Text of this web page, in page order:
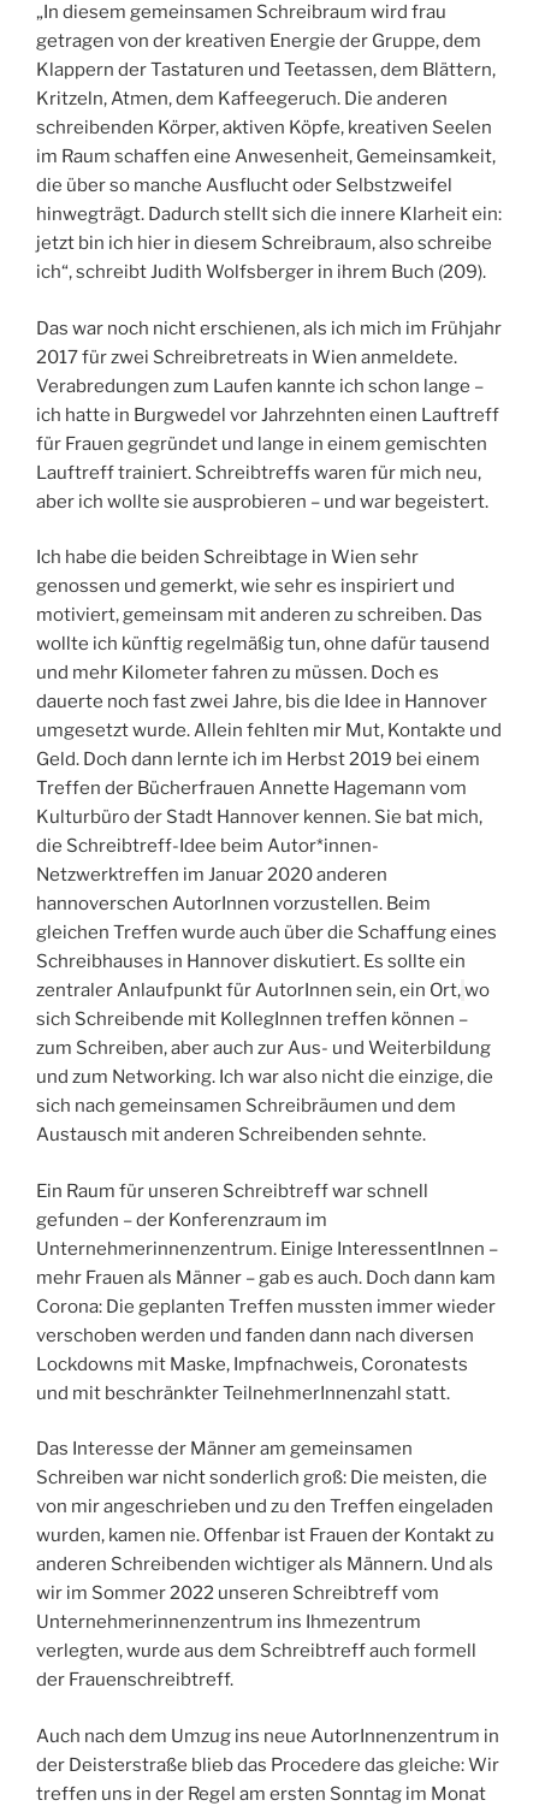
„In diesem gemeinsamen Schreibraum wird frau
getragen von der kreativen Energie der Gruppe, dem
Klappern der Tastaturen und Teetassen, dem Blättern,
Kritzeln, Atmen, dem Kaffeegeruch. Die anderen
schreibenden Körper, aktiven Köpfe, kreativen Seelen
im Raum schaffen eine Anwesenheit, Gemeinsamkeit,
die über so manche Ausflucht oder Selbstzweifel
hinwegträgt. Dadurch stellt sich die innere Klarheit ein:
jetzt bin ich hier in diesem Schreibraum, also schreibe
ich“, schreibt Judith Wolfsberger in ihrem Buch (209).
Das war noch nicht erschienen, als ich mich im Frühjahr
2017 für zwei Schreibretreats in Wien anmeldete.
Verabredungen zum Laufen kannte ich schon lange –
ich hatte in Burgwedel vor Jahrzehnten einen Lauftreff
für Frauen gegründet und lange in einem gemischten
Lauftreff trainiert. Schreibtreffs waren für mich neu,
aber ich wollte sie ausprobieren – und war begeistert.
Ich habe die beiden Schreibtage in Wien sehr
genossen und gemerkt, wie sehr es inspiriert und
motiviert, gemeinsam mit anderen zu schreiben. Das
wollte ich künftig regelmäßig tun, ohne dafür tausend
und mehr Kilometer fahren zu müssen. Doch es
dauerte noch fast zwei Jahre, bis die Idee in Hannover
umgesetzt wurde. Allein fehlten mir Mut, Kontakte und
Geld. Doch dann lernte ich im Herbst 2019 bei einem
Treffen der Bücherfrauen Annette Hagemann vom
Kulturbüro der Stadt Hannover kennen. Sie bat mich,
die Schreibtreff-Idee beim Autor*innen-
Netzwerktreffen im Januar 2020 anderen
hannoverschen AutorInnen vorzustellen. Beim
gleichen Treffen wurde auch über die Schaffung eines
Schreibhauses in Hannover diskutiert. Es sollte ein
zentraler Anlaufpunkt für AutorInnen sein, ein Ort,wo
sich Schreibende mit KollegInnen treffen können –
zum Schreiben, aber auch zur Aus- und Weiterbildung
und zum Networking. Ich war also nicht die einzige, die
sich nach gemeinsamen Schreibräumen und dem
Austausch mit anderen Schreibenden sehnte.
Ein Raum für unseren Schreibtreff war schnell
gefunden – der Konferenzraum im
Unternehmerinnenzentrum. Einige InteressentInnen –
mehr Frauen als Männer – gab es auch. Doch dann kam
Corona: Die geplanten Treffen mussten immer wieder
verschoben werden und fanden dann nach diversen
Lockdowns mit Maske, Impfnachweis, Coronatests
und mit beschränkter TeilnehmerInnenzahl statt.
Das Interesse der Männer am gemeinsamen
Schreiben war nicht sonderlich groß: Die meisten, die
von mir angeschrieben und zu den Treffen eingeladen
wurden, kamen nie. Offenbar ist Frauen der Kontakt zu
anderen Schreibenden wichtiger als Männern. Und als
wir im Sommer 2022 unseren Schreibtreff vom
Unternehmerinnenzentrum ins Ihmezentrum
verlegten, wurde aus dem Schreibtreff auch formell
der Frauenschreibtreff.
Auch nach dem Umzug ins neue AutorInnenzentrum in
der Deisterstraße blieb das Procedere das gleiche: Wir
treffen uns in der Regel am ersten Sonntag im Monat